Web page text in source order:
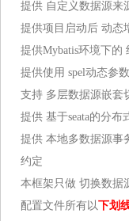
提供 自定义数据源来
提供项目启动后 动态
提供Mybatis环境下的
提供使用 spel动态参
支持 多层数据源嵌套
提供 基于seata的分布
提供 本地多数据源事
约定
本框架只做 切换数据
配置文件所有以下划